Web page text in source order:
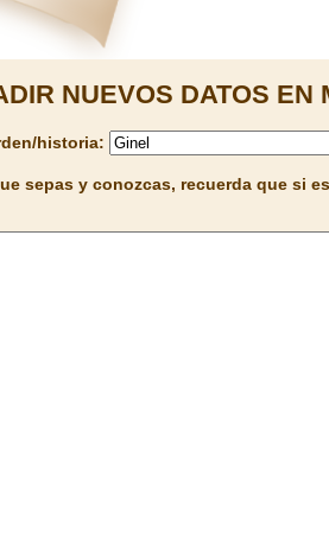
NUEVOS DATOS EN
historia:
sepas y conozcas, recuerda que si